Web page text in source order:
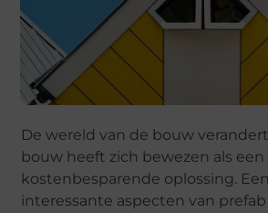
De wereld van de bouw
bouw heeft zich bewezen als
kostenbesparende oplossing.
interessante aspecten van